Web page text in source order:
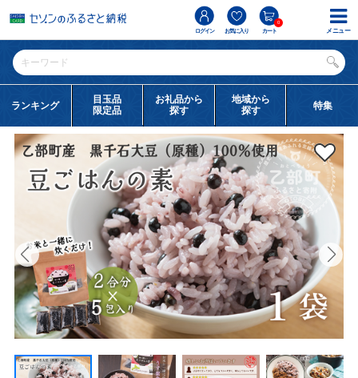
ログイン お気に入り カート
0
ランキング
目玉品
限定品
お礼品から
探す
地域から
探す
特集
メニュー